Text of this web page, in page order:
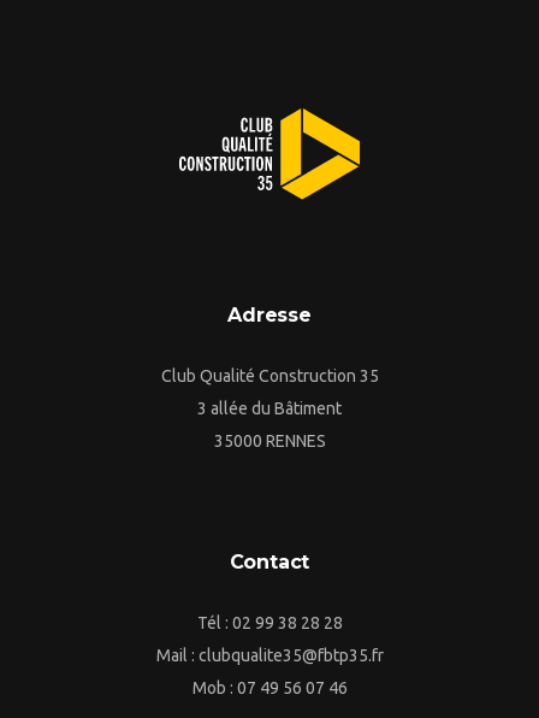
Adresse
Club Qualité Construction 35
3 allée du Bâtiment
35000 RENNES
Contact
Tél : 02 99 38 28 28
Mail : clubqualite35@fbtp35.fr
Mob : 07 49 56 07 46